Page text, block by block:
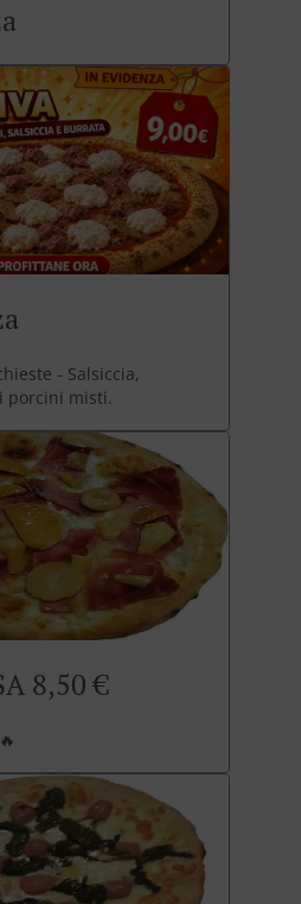
- Salsiccia,
porcini misti.
8,50 €